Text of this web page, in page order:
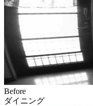
Before
ダイニング